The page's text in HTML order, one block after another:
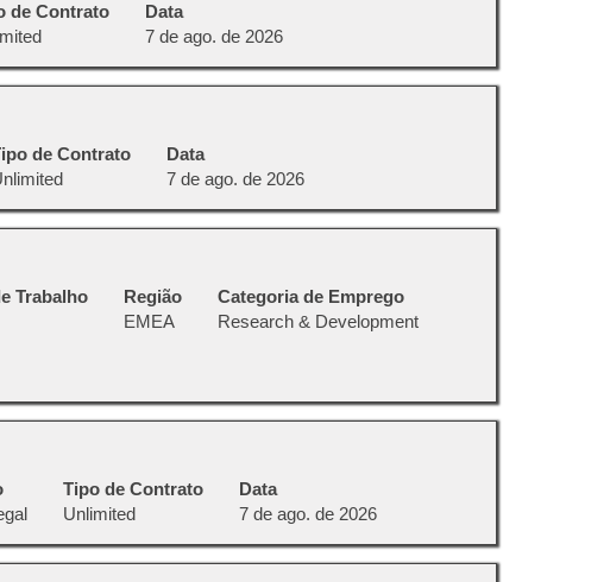
de Contrato
Data
7 de ago. de 2026
de Contrato
Data
7 de ago. de 2026
Trabalho
Região
EMEA
Categoria de Emprego
Research & Development
Tipo de Contrato
Unlimited
Data
7 de ago. de 2026